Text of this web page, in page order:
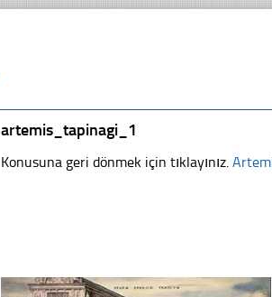
artemis_tapinagi_1
Konusuna geri dönmek için tıklayınız.